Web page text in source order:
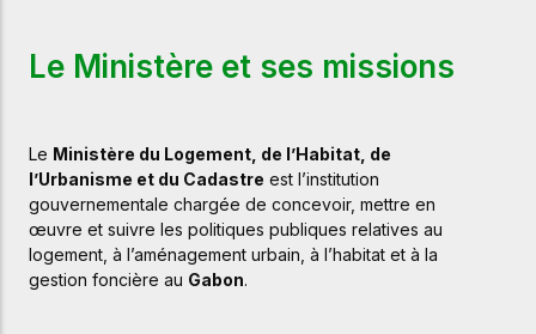
Le Ministère et ses missions
Le Ministère du Logement, de l’Habitat, de
l’Urbanisme et du Cadastre est l’institution
gouvernementale chargée de concevoir, mettre en
œuvre et suivre les politiques publiques relatives au
logement, à l’aménagement urbain, à l’habitat et à la
gestion foncière au Gabon.